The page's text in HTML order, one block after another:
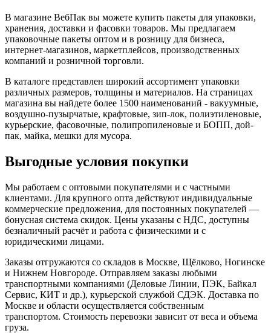
В магазине ВебПак вы можете купить пакеты для упаковки,
хранения, доставки и фасовки товаров. Мы предлагаем
упаковочные пакеты оптом и в розницу для бизнеса,
интернет-магазинов, маркетплейсов, производственных
компаний и розничной торговли.
В каталоге представлен широкий ассортимент упаковки
различных размеров, толщины и материалов. На страницах
магазина вы найдете более 1500 наименований - вакуумные,
воздушно-пузырчатые, крафтовые, зип-лок, полиэтиленовые,
курьерские, фасовочные, полипропиленовые и БОПП, дой-
пак, майка, мешки для мусора.
Выгодные условия покупки
Мы работаем с оптовыми покупателями и с частными
клиентами. Для крупного опта действуют индивидуальные
коммерческие предложения, для постоянных покупателей —
бонусная система скидок. Цены указаны с НДС, доступны
безналичный расчёт и работа с физическими и с
юридическими лицами.
Заказы отгружаются со складов в Москве, Щёлково, Ногинске
и Нижнем Новгороде. Отправляем заказы любыми
транспортными компаниями (Деловые Линии, ПЭК, Байкал
Сервис, КИТ и др.), курьерской службой СДЭК. Доставка по
Москве и области осуществляется собственным
транспортом. Стоимость перевозки зависит от веса и объема
груза.